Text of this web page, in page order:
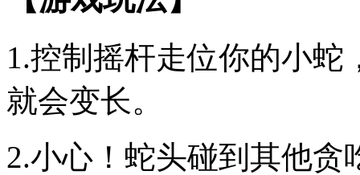
1.控制摇杆走位你的小
就会变长。
2.小心！蛇头碰到其他